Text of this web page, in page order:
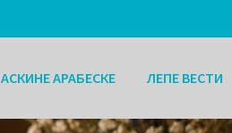
АСКИНЕ АРАБЕСКЕ ЛЕПЕ ВЕСТИ